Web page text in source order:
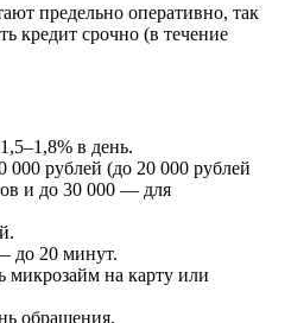
предельно оперативно, так
кредит срочно (в течение
в день.
рублей (до 20 000 рублей
и до 30 000 — для
до 20 минут.
микрозайм на карту или
обращения.